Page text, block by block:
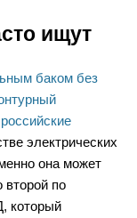
ищут
баком без
российские
электрических
она может
второй по
который